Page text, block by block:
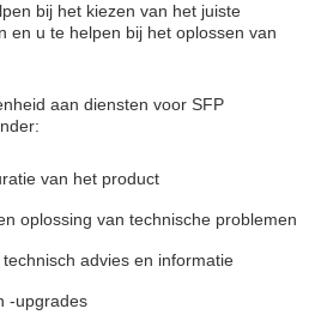
bij het kiezen van het juiste
en u te helpen bij het oplossen van
aan diensten voor SFP
van het product
oplossing van technische problemen
advies en informatie
-upgrades